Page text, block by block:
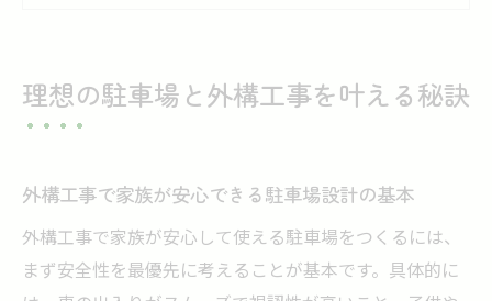
外構工事で失敗しない業者選びと比較のコ
か
外構工事をおしゃれに仕上げるコツ
外構工事で叶えるデザイン性と機能性の両
理想の駐車場と外構工事を叶える秘訣
外構工事で家族が安心できる駐車場設計の基本
外構工事で家族が安心して使える駐車場をつくるには、
まず安全性を最優先に考えることが基本です。具体的に